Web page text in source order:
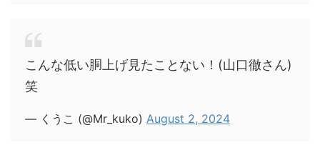
こんな低い胴上げ見たことない！(山口徹さん)
笑
— くうこ (@Mr_kuko) August 2, 2024